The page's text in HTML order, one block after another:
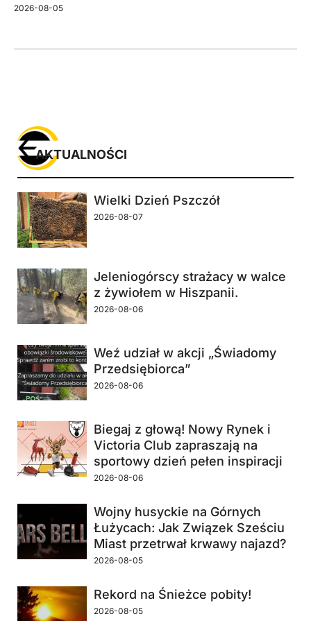
2026-08-05
Wielki Dzień Pszczół
2026-08-07
Jeleniogórscy strażacy w walce
z żywiołem w Hiszpanii.
2026-08-06
Weź udział w akcji „Świadomy
Przedsiębiorca”
2026-08-06
Biegaj z głową! Nowy Rynek i
Victoria Club zapraszają na
sportowy dzień pełen inspiracji
2026-08-06
Wojny husyckie na Górnych
Łużycach: Jak Związek Sześciu
Miast przetrwał krwawy najazd?
2026-08-05
Rekord na Śnieżce pobity!
2026-08-05
AKTUALNOŚCI